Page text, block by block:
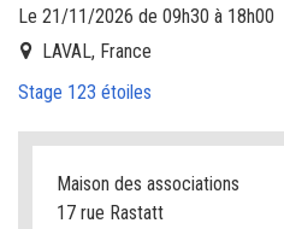
Le 21/11/2026 de 09h30 à 18h00
LAVAL, France
Stage 123 étoiles
Maison des associations
17 rue Rastatt